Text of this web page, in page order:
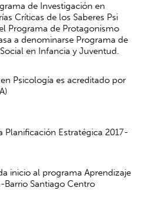
de Investigación en
Críticas de los Saberes Psi
Programa de Protagonismo
a denominarse Programa de
en Infancia y Juventud.
Psicología es acreditado por
Planificación Estratégica 2017-
inicio al programa Aprendizaje
Barrio Santiago Centro